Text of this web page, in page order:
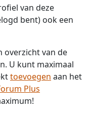
van deze
bent) ook een
overzicht van de
U kunt maximaal
toevoegen aan het
Plus